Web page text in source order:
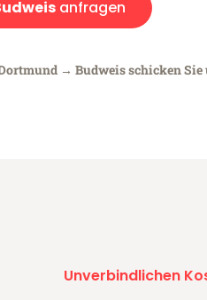
anfragen
→ Budweis schicken Sie
Unverbindlichen